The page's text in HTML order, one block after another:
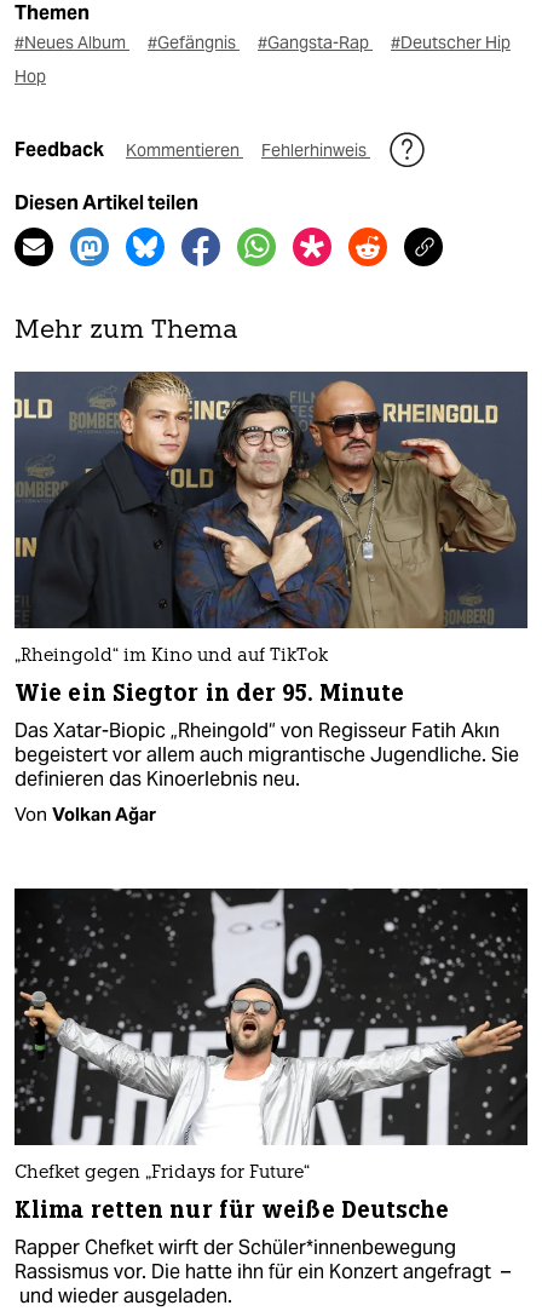
Themen
#Neues Album #Gefängnis #Gangsta-Rap
#Deutscher Hip
Hop
Feedback Kommentieren Fehlerhinweis
Diesen Artikel teilen
Mehr zum Thema
„Rheingold“ im Kino und auf TikTok
Wie ein Siegtor in der 95. Minute
Das Xatar-Biopic „Rheingold“ von Regisseur Fatih Akın
begeistert vor allem auch migrantische Jugendliche. Sie
definieren das Kinoerlebnis neu.
Von Volkan Ağar
Chefket gegen „Fridays for Future“
Klima retten nur für weiße Deutsche
Rapper Chefket wirft der Schü­le­r*in­nen­be­we­gung
Rassismus vor. Die hatte ihn für ein Konzert angefragt –
und wieder ausgeladen.